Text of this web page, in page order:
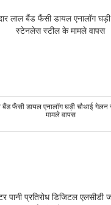
बैंड फैंसी डायल एनालॉग घड़ी चौथाई
मामले वापस